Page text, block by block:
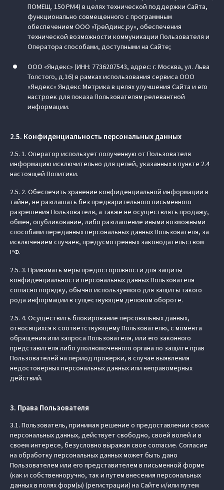
ПОМЕЩ. 150 РМ4) в целях технической поддержки Сайта,
функционально совмещенного с программным
обеспечением ООО «Трейдинс.ру», обеспечения
технической возможности коммуникации Пользователя и
Оператора способами, доступными на Сайте;
ООО «Яндекс» (ИНН: 7736207543, адрес: г. Москва, ул. Льва
Толстого, д.16) в рамках использования сервиса ООО
«Яндекс» Яндекс Метрика в целях улучшения Сайта и его
настроек для показа Пользователям релевантной
информации.
2.5. Конфиденциальность персональных данных
2.5. 1. Оператор использует полученную от Пользователя
информацию исключительно для целей, указанных в пункте 2.4
настоящей Политики.
2.5. 2. Обеспечить хранение конфиденциальной информации в
тайне, не разглашать без предварительного письменного
разрешения Пользователя, а также не осуществлять продажу,
обмен, опубликование, либо разглашение иными возможными
способами переданных персональных данных Пользователя, за
исключением случаев, предусмотренных законодательством
РФ.
2.5. 3. Принимать меры предосторожности для защиты
конфиденциальности персональных данных Пользователя
согласно порядку, обычно используемого для защиты такого
рода информации в существующем деловом обороте.
2.5. 4. Осуществить блокирование персональных данных,
относящихся к соответствующему Пользователю, с момента
обращения или запроса Пользователя, или его законного
представителя либо уполномоченного органа по защите прав
Пользователей на период проверки, в случае выявления
недостоверных персональных данных или неправомерных
действий.
3. Права Пользователя
3.1. Пользователь, принимая решение о предоставлении своих
персональных данных, действует свободно, своей волей и в
своем интересе, безусловно выражая свое согласие. Согласие
на обработку персональных данных может быть дано
Пользователем или его представителем в письменной форме
(как и собственноручно, так и путем внесения персональных
данных в полях форм(ы) (регистрации) на Сайте и/или путем